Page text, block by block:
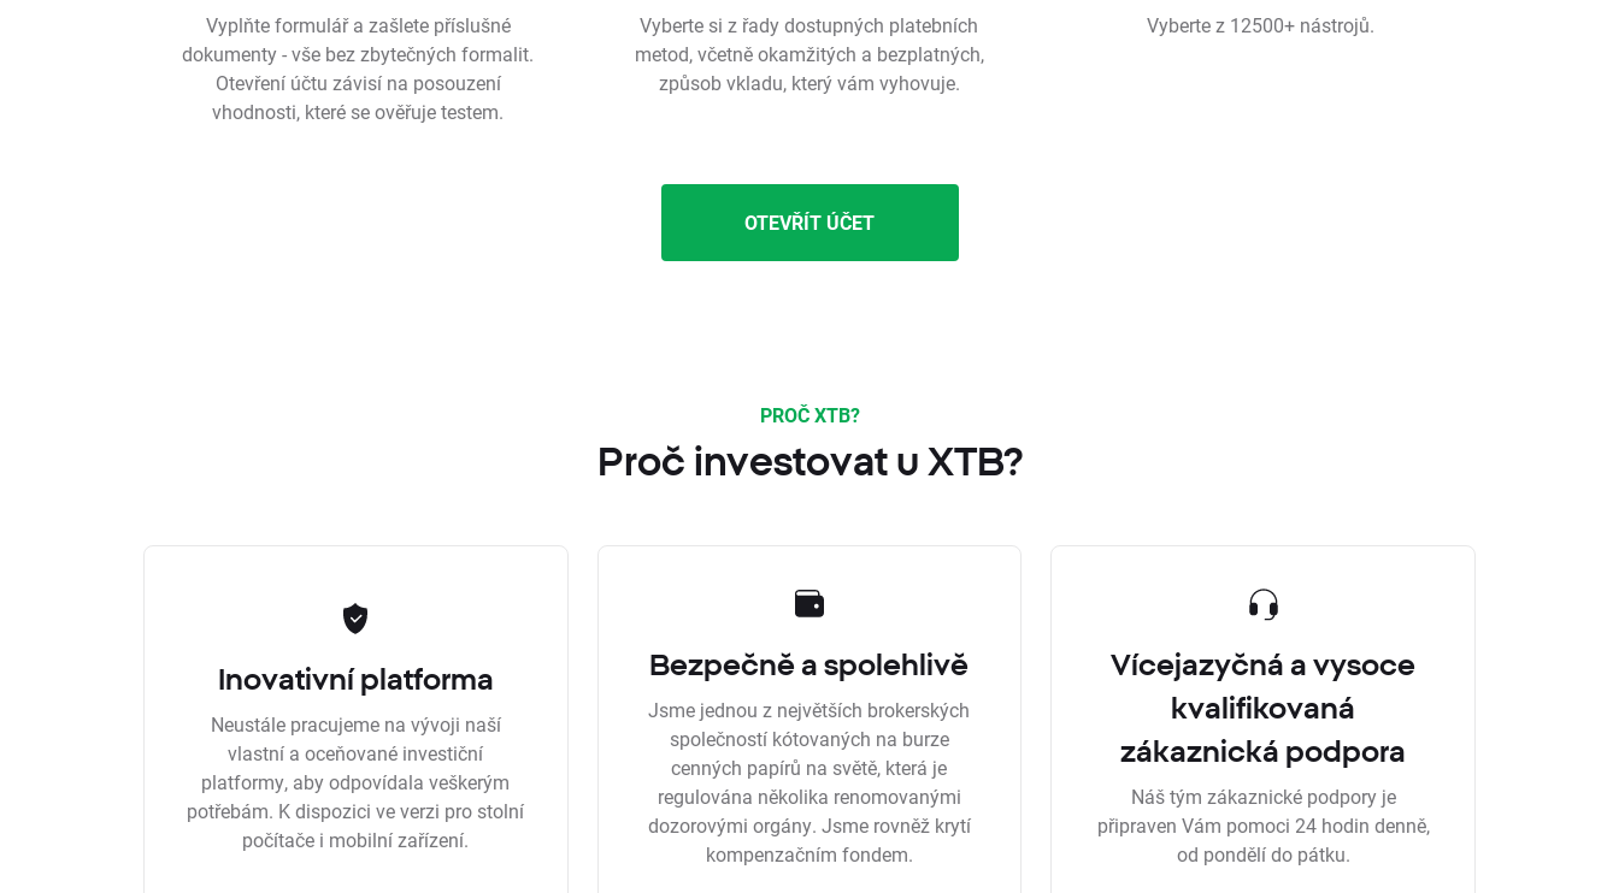
Vyplňte formulář a zašlete příslušné
dokumenty - vše bez zbytečných formalit.
Otevření účtu závisí na posouzení
vhodnosti, které se ověřuje testem.
Vyberte si z řady dostupných platebních
metod, včetně okamžitých a bezplatných,
způsob vkladu, který vám vyhovuje.
Vyberte z 12500+ nástrojů.
OTEVŘÍT ÚČET
PROČ XTB?
Proč investovat u XTB?
Inovativní platforma
Neustále pracujeme na vývoji naší
vlastní a oceňované investiční
platformy, aby odpovídala veškerým
potřebám. K dispozici ve verzi pro stolní
počítače i mobilní zařízení.
Bezpečně a spolehlivě
Jsme jednou z největších brokerských
společností kótovaných na burze
cenných papírů na světě, která je
regulována několika renomovanými
dozorovými orgány. Jsme rovněž krytí
kompenzačním fondem.
Vícejazyčná a vysoce
kvalifikovaná
zákaznická podpora
Náš tým zákaznické podpory je
připraven Vám pomoci 24 hodin denně,
od pondělí do pátku.